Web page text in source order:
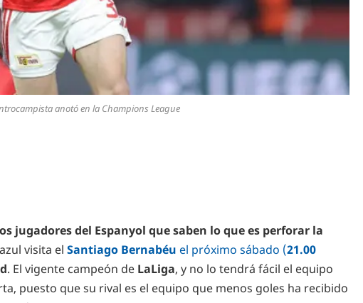
anotó en la Champions League
jugadores del Espanyol que saben lo que es perforar la
visita el Santiago Bernabéu el próximo sábado (21.00
. El vigente campeón de LaLiga, y no lo tendrá fácil el equipo
puesto que su rival es el equipo que menos goles ha recibido